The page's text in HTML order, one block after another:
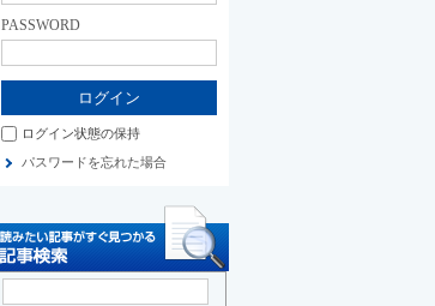
PASSWORD
ログイン状態の保持
パスワードを忘れた場合